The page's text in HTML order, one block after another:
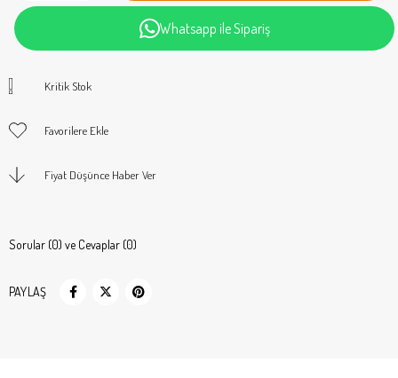
Whatsapp ile Sipariş
Kritik Stok
Favorilere Ekle
Fiyat Düşünce Haber Ver
Sorular (0) ve Cevaplar (0)
PAYLAŞ